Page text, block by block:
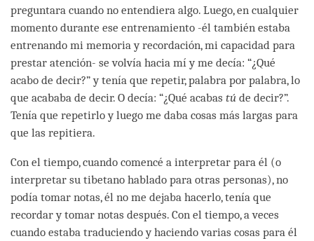
preguntara cuando no entendiera algo. Luego, en cualquier
momento durante ese entrenamiento -él también estaba
entrenando mi memoria y recordación, mi capacidad para
prestar atención- se volvía hacia mí y me decía: “¿Qué
acabo de decir?” y tenía que repetir, palabra por palabra, lo
que acababa de decir. O decía: “¿Qué acabas tú de decir?”.
Tenía que repetirlo y luego me daba cosas más largas para
que las repitiera.
Con el tiempo, cuando comencé a interpretar para él (o
interpretar su tibetano hablado para otras personas), no
podía tomar notas, él no me dejaba hacerlo, tenía que
recordar y tomar notas después. Con el tiempo, a veces
cuando estaba traduciendo y haciendo varias cosas para él